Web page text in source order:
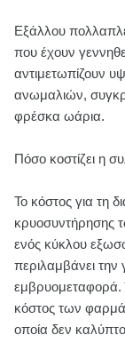
Εξάλλου
που έχουν
αντιμετωπίζουν
ανωμαλιών,
φρέσκα ωάρια.
Πόσο κοστίζει η
Το κόστος για τη
κρυοσυντήρησης
ενός κύκλου
περιλαμβάνει την
εμβρυομεταφορά.
κόστος των
οποία δεν